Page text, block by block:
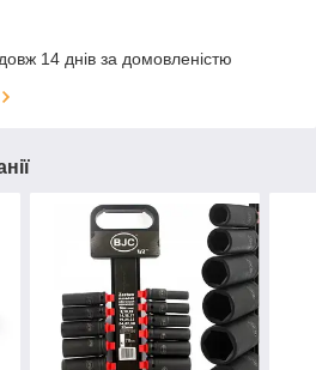
14 днів за домовленістю